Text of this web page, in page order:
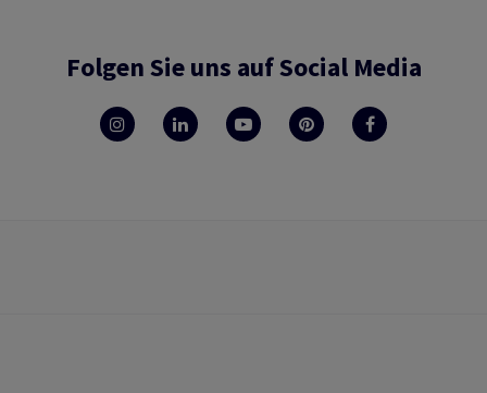
Folgen Sie uns auf Social Media